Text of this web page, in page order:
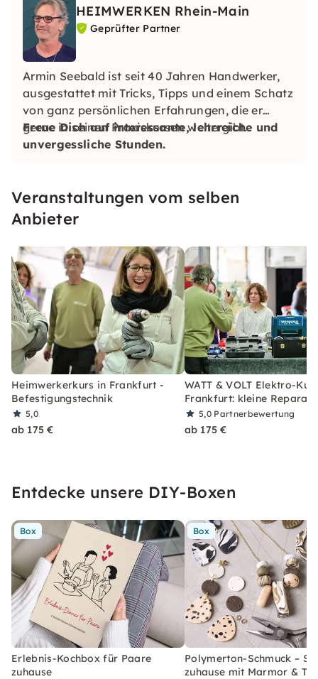
HEIMWERKEN Rhein-Main
Geprüfter Partner
Armin Seebald ist seit 40 Jahren Handwerker,
ausgestattet mit Tricks, Tipps und einem Schatz
von ganz persönlichen Erfahrungen, die er
gerne in seinen Praxiskursen weitergibt.
Freue Dich auf interessante, lehrreiche und
unvergessliche Stunden.
Veranstaltungen vom selben
Anbieter
Heimwerkerkurs in Frankfurt -
Befestigungstechnik
5,0
ab 175 €
WATT & VOLT Elektro-
Frankfurt: kleine
5,0 Partnerbewertung
ab 175 €
Entdecke unsere DIY-Boxen
Box
Erlebnis-Kochbox für Paare
zuhause
Box
Polymerton-Schmuck –
zuhause mit Marmor &